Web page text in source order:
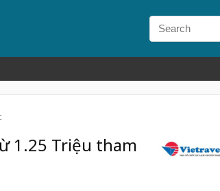
1.25 Triệu tham